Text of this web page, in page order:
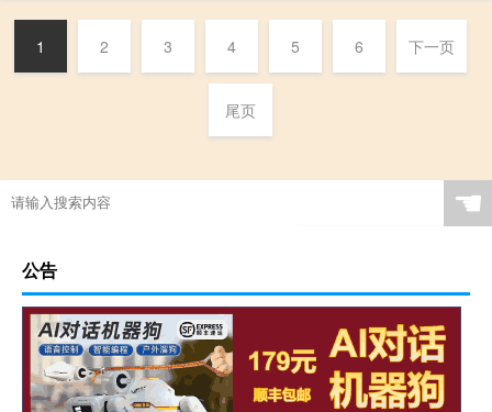
1 2 3 4 5 6 下一页
尾页
☚
公告